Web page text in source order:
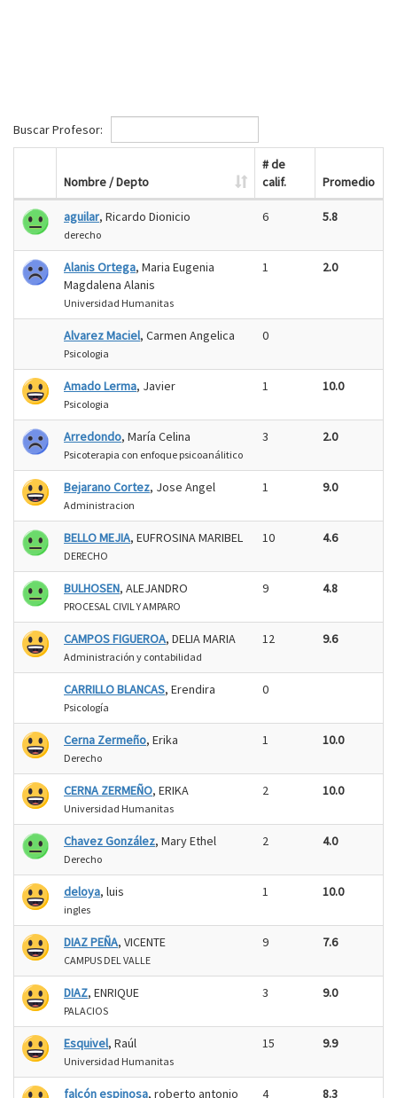
Buscar Profesor:
Nombre / Depto
# de
calif.
Promedio
aguilar, Ricardo Dionicio
derecho
6 5.8
Alanis Ortega, Maria Eugenia
Magdalena Alanis
Universidad Humanitas
1 2.0
Alvarez Maciel, Carmen Angelica
Psicologia
0
Amado Lerma, Javier
Psicologia
1 10.0
Arredondo, María Celina
Psicoterapia con enfoque psicoanálitico
3 2.0
Bejarano Cortez, Jose Angel
Administracion
1 9.0
BELLO MEJIA, EUFROSINA MARIBEL
DERECHO
10 4.6
BULHOSEN, ALEJANDRO
PROCESAL CIVIL Y AMPARO
9 4.8
CAMPOS FIGUEROA, DELIA MARIA
Administración y contabilidad
12 9.6
CARRILLO BLANCAS, Erendira
Psicología
0
Cerna Zermeño, Erika
Derecho
1 10.0
CERNA ZERMEÑO, ERIKA
Universidad Humanitas
2 10.0
Chavez González, Mary Ethel
Derecho
2 4.0
deloya, luis
ingles
1 10.0
DIAZ PEÑA, VICENTE
CAMPUS DEL VALLE
9 7.6
DIAZ, ENRIQUE
PALACIOS
3 9.0
Esquivel, Raúl
Universidad Humanitas
15 9.9
falcón espinosa, roberto antonio 4 8.3